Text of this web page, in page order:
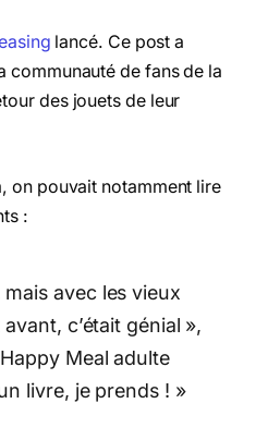
lancé. Ce post a
communauté de fans de la
des jouets de leur
on pouvait notamment lire
:
avec les vieux
c’était génial »,
Meal adulte
livre, je prends ! »